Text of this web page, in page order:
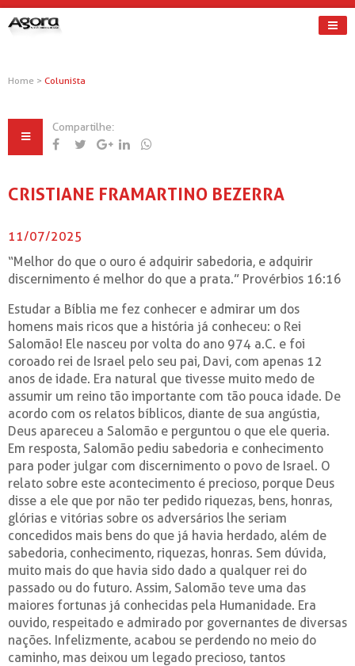
Home > Colunista
Compartilhe:
CRISTIANE FRAMARTINO BEZERRA
11/07/2025
“Melhor do que o ouro é adquirir sabedoria, e adquirir
discernimento é melhor do que a prata.” Provérbios 16:16
Estudar a Bíblia me fez conhecer e admirar um dos
homens mais ricos que a história já conheceu: o Rei
Salomão! Ele nasceu por volta do ano 974 a.C. e foi
coroado rei de Israel pelo seu pai, Davi, com apenas 12
anos de idade. Era natural que tivesse muito medo de
assumir um reino tão importante com tão pouca idade. De
acordo com os relatos bíblicos, diante de sua angústia,
Deus apareceu a Salomão e perguntou o que ele queria.
Em resposta, Salomão pediu sabedoria e conhecimento
para poder julgar com discernimento o povo de Israel. O
relato sobre este acontecimento é precioso, porque Deus
disse a ele que por não ter pedido riquezas, bens, honras,
glórias e vitórias sobre os adversários lhe seriam
concedidos mais bens do que já havia herdado, além de
sabedoria, conhecimento, riquezas, honras. Sem dúvida,
muito mais do que havia sido dado a qualquer rei do
passado ou do futuro. Assim, Salomão teve uma das
maiores fortunas já conhecidas pela Humanidade. Era
ouvido, respeitado e admirado por governantes de diversas
nações. Infelizmente, acabou se perdendo no meio do
caminho, mas deixou um legado precioso, tantos